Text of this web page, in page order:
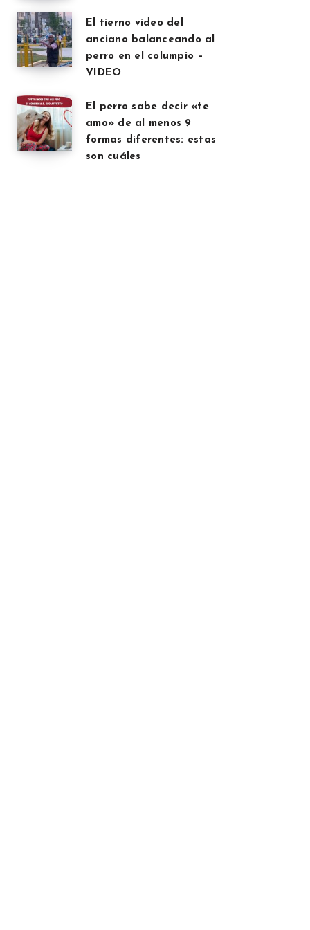
El tierno video del
anciano balanceando al
perro en el columpio –
VIDEO
El perro sabe decir «te
amo» de al menos 9
formas diferentes: estas
son cuáles